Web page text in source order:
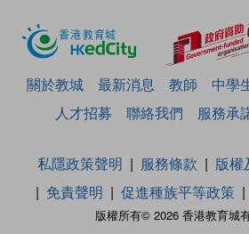
關於教城 最新消息 教師 中學
人才招募
聯絡我們 服務承
版權所有© 2026 香港教育城
私隱政策聲明 服務條款
版權
免責聲明
促進種族平等政策